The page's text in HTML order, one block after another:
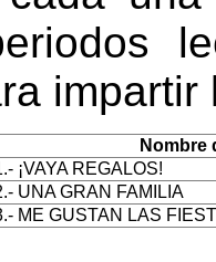
Nombre
¡VAYA REGALOS!
UNA GRAN FAMILIA
ME GUSTAN LAS